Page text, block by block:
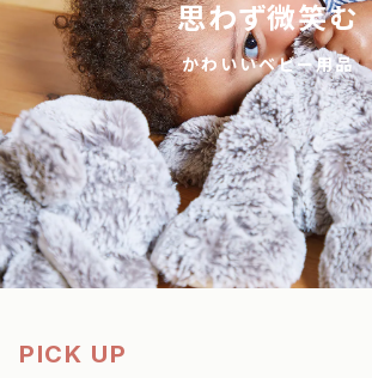
思わず微笑む
かわいいベビー用品
PICK UP